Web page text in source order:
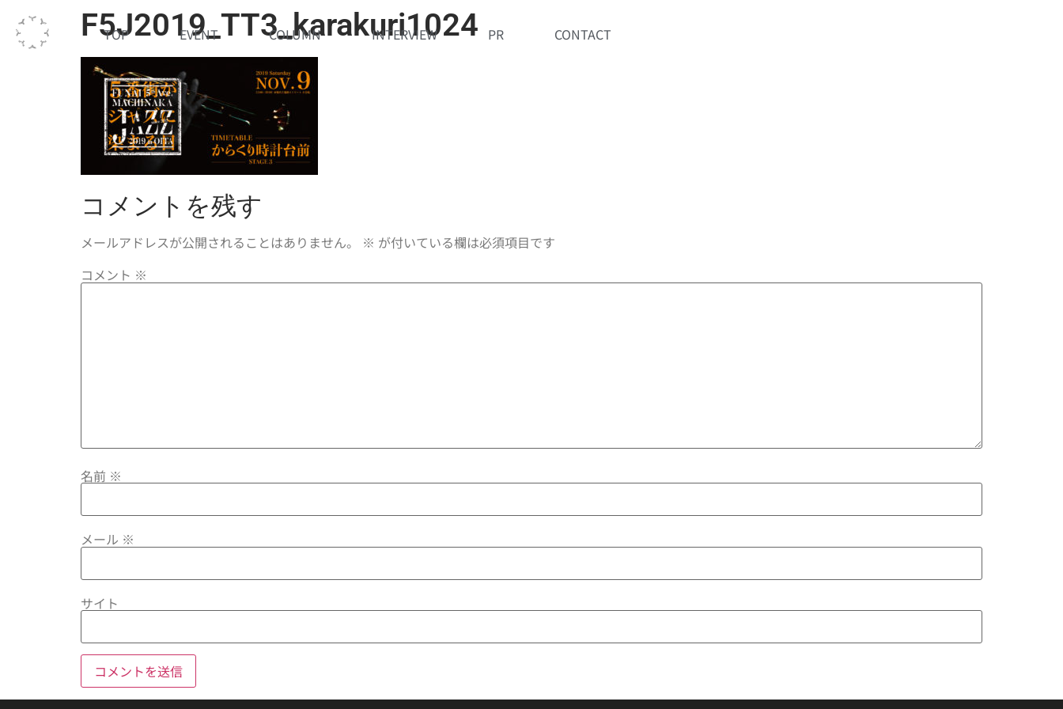
TOP EVENT COLUMN INTERVIEW PR CONTACT
F5J2019_TT3_karakuri1024
コメントを残す
メールアドレスが公開されることはありません。 ※ が付いている欄は必須項目です
コメント ※
名前 ※
メール ※
サイト